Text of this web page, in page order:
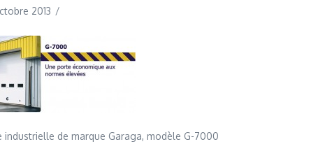
2013
industrielle de marque Garaga, modèle G-7000